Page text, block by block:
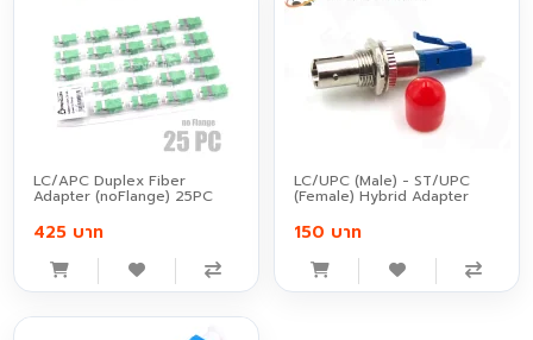
LC/APC Duplex Fiber
Adapter (noFlange) 25PC
425 บาท
LC/UPC (Male) - ST/UPC
(Female) Hybrid Adapter
150 บาท